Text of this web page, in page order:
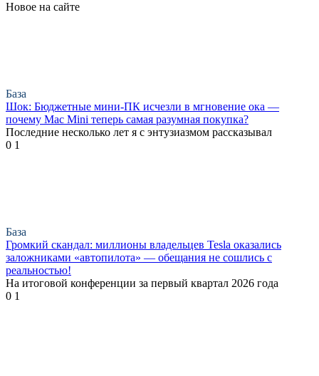
Новое на сайте
База
Шок: Бюджетные мини-ПК исчезли в мгновение ока —
почему Mac Mini теперь самая разумная покупка?
Последние несколько лет я с энтузиазмом рассказывал
0 1
База
Громкий скандал: миллионы владельцев Tesla оказались
заложниками «автопилота» — обещания не сошлись с
реальностью!
На итоговой конференции за первый квартал 2026 года
0 1